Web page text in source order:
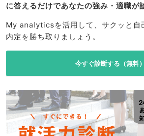
に答えるだけであなたの強み・適職が
My analyticsを活用して、サクッと自
内定を勝ち取りましょう。
今すぐ診断する（無料）